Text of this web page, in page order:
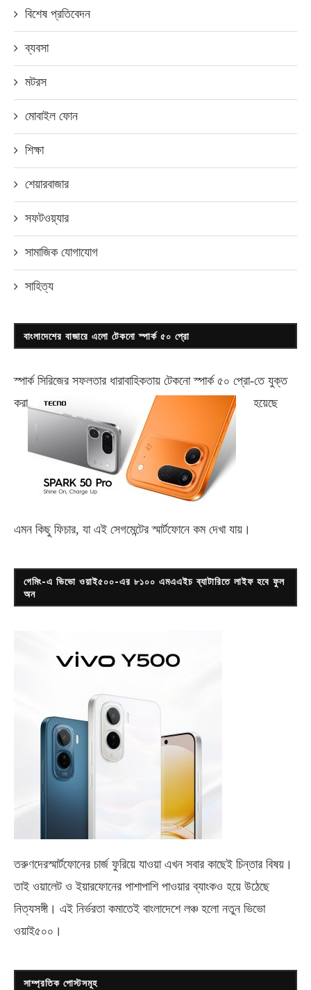
বিশেষ প্রতিবেদন
ব্যবসা
মটরস
মোবাইল ফোন
শিক্ষা
শেয়ারবাজার
সফটওয়্যার
সামাজিক যোগাযোগ
সাহিত্য
বাংলাদেশের বাজারে এলো টেকনো স্পার্ক ৫০ প্রো
স্পার্ক সিরিজের সফলতার ধারাবাহিকতায় টেকনোস্পার্ক ৫০ প্রো-তে যুক্ত
করা
হয়েছে
এমন কিছু ফিচার, যা এই সেগমেন্টের স্মার্টফোনে কম দেখা যায়।
গেমিং-এ ভিভো ওয়াই৫০০-এর ৮১০০ এমএএইচ ব্যাটারিতে লাইফ হবে ফুল
অন
তরুণদেরস্মার্টফোনের চার্জ ফুরিয়ে যাওয়া এখন সবার কাছেই চিন্তার বিষয়।
তাই ওয়ালেট ও ইয়ারফোনের পাশাপাশি পাওয়ার ব্যাংকও হয়ে উঠেছে
নিত্যসঙ্গী। এই নির্ভরতা কমাতেই বাংলাদেশে লঞ্চ হলো নতুন ভিভো
ওয়াই৫০০ ।
সাম্প্রতিক পোস্টসমূহ